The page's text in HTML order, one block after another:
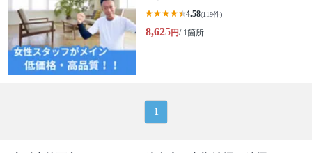
4.58(119件)
8,625円/ 1箇所
1